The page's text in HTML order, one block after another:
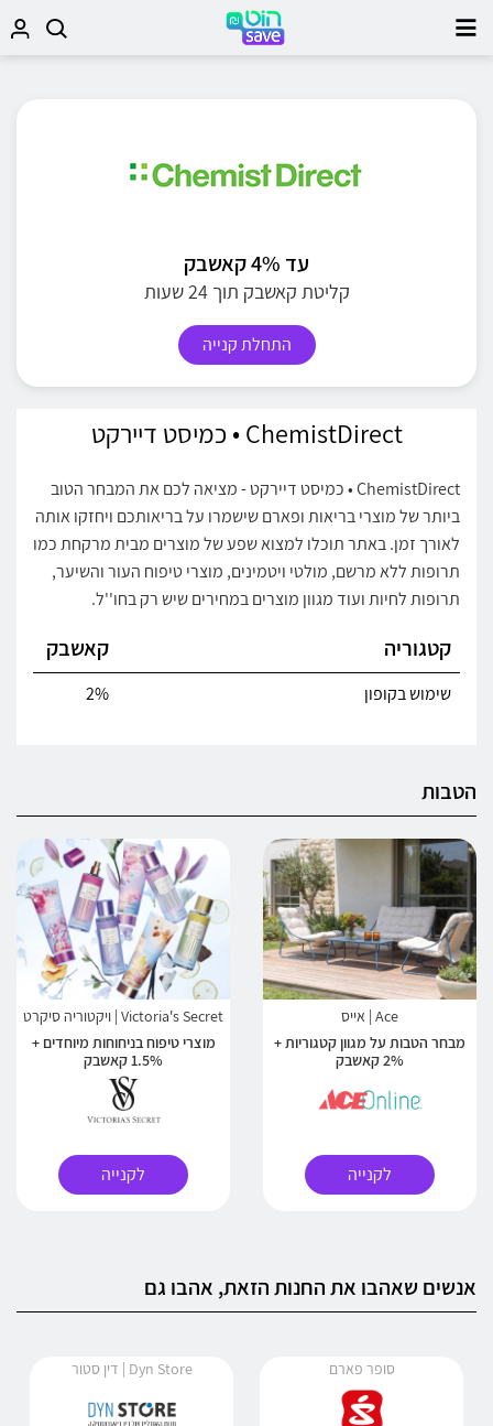
עד 4% קאשבק
קליטת קאשבק תוך 24 שעות
התחלת קנייה
ChemistDirect • כמיסט דיירקט
ChemistDirect • כמיסט דיירקט - מציאה לכם את המבחר הטוב
ביותר של מוצרי בריאות ופארם שישמרו על בריאותכם ויחזקו אותה
לאורך זמן. באתר תוכלו למצוא שפע של מוצרים מבית מרקחת כמו
תרופות ללא מרשם, מולטי ויטמינים, מוצרי טיפוח העור והשיער,
תרופות לחיות ועוד מגוון מוצרים במחירים שיש רק בחו''ל.
קטגוריה קאשבק
שימוש בקופון 2%
הטבות
Ace | אייס
מבחר הטבות על מגוון קטגוריות +
2% קאשבק
לקנייה
Victoria's Secret | ויקטוריה סיקרט
מוצרי טיפוח בניחוחות מיוחדים +
1.5% קאשבק
לקנייה
אנשים שאהבו את החנות הזאת, אהבו גם
סופר פארם Dyn Store | דין סטור